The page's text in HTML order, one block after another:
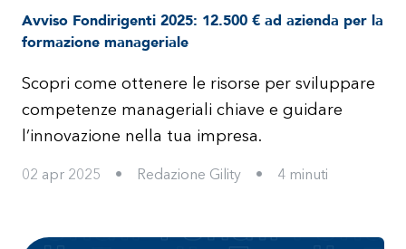
Avviso Fondirigenti 2025: 12.500 € ad azienda per la
formazione manageriale
Scopri come ottenere le risorse per sviluppare
competenze manageriali chiave e guidare
l’innovazione nella tua impresa.
02 apr 2025 • Redazione Gility • 4 minuti